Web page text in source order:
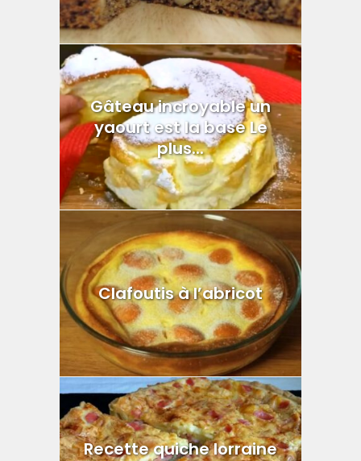
Gâteau incroyable un
yaourt est la base Le
plus...
Clafoutis à l’abricot
Recette quiche lorraine